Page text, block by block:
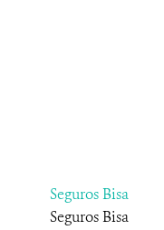
Seguros Bisa
Seguros Bisa